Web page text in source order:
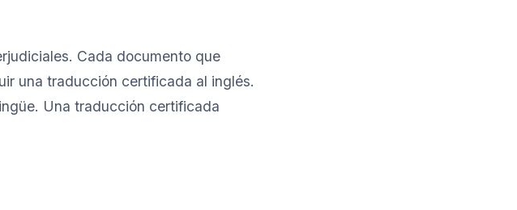
Cada documento que
una traducción certificada al inglés.
Una traducción certificada